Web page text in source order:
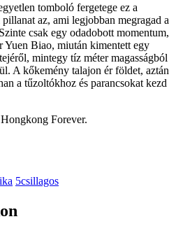
tomboló fergetege ez a
az, ami legjobban megragad a
csak egy odadobott momentum,
Yuen Biao, miután kimentett egy
mintegy tíz méter magasságból
A kőkemény talajon ér földet, aztán
a tűzoltókhoz és parancsokat kezd
Forever.
5csillagos